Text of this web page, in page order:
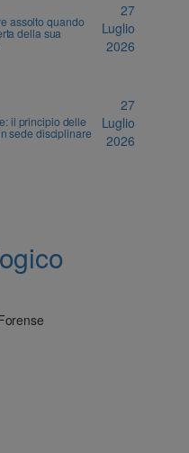
assolto quando
della sua
27
Luglio
2026
il principio delle
sede disciplinare
27
Luglio
2026